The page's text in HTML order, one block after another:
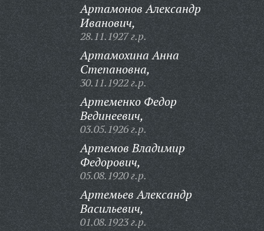
Артамонов Александр
Иванович,
28.11.1927 г.р.
Артамохина Анна
Степановна,
30.11.1922 г.р.
Артеменко Федор
Вединеевич,
03.05.1926 г.р.
Артемов Владимир
Федорович,
05.08.1920 г.р.
Артемьев Александр
Васильевич,
01.08.1923 г.р.